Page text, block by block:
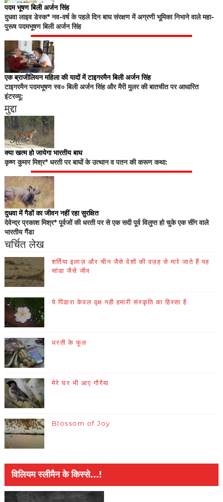
पदम भूषण बिली अर्जन सिंह
दुधवा लाइव डेस्क* नव-वर्ष के पहले दिन बाघ संरक्षण में अग्रणी भूमिका निभाने वाले महा-
पुरूष पदमभूषण बिली अर्जन सिंह
एक ब्राजीलियन महिला की यादों में टाइगरमैन बिली अर्जन सिंह
टाइगरमैन पदमभूषण स्व० बिली अर्जन सिंह और मैरी मुलर की बातचीत पर आधारित
इंटरव्यू:
मुद्दा
क्या खत्म हो जायेगा भारतीय बाघ
कृष्ण कुमार मिश्र* धरती पर बाघों के उत्थान व पतन की करूण कथा:
दुधवा में गैडों का जीवन नहीं रहा सुरक्षित
देवेन्द्र प्रकाश मिश्र* पूर्वजों की धरती पर से एक सदी पूर्व विलुप्त हो चुके एक सींग वाले
भारतीय गैंडा
चर्चित लेख
शर्तिया इलाज़ और चीन जैसे देशों की वज़ह से मारे जाते हैं यह
सांडा जैसे जीव
ये पिंडारा केवल वृक्ष नही हमारी संस्कृति का हिस्सा है
धरती के फूल
मेरे घर भी आए गौरैया
Blossom of Joy
विलियम स्लीमैन के किस्से...!